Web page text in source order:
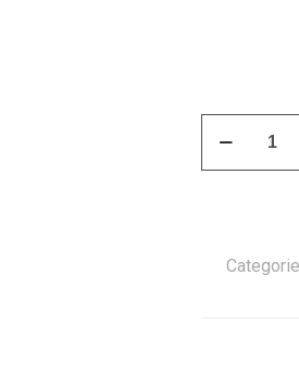
Corredor
quantity